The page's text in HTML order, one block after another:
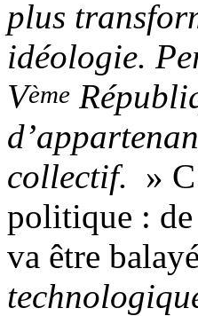
plus
idéologie.
Vème
collectif. »
politique :
va être